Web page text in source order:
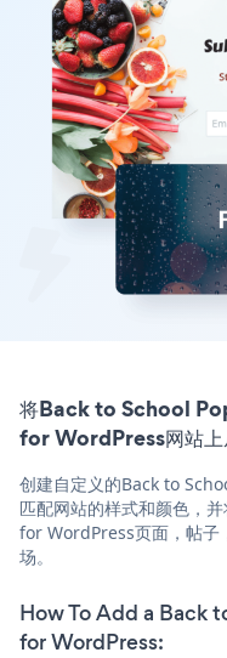
将Back to School
for WordPress网站上
创建自定义的Back to
匹配网站的样式和颜色，
for WordPress页面，帖子
场。
How To Add a Back
for WordPress: